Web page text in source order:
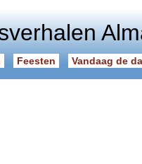
Feesten Vandaag de